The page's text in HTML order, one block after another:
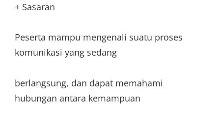
+ Sasaran
Peserta mampu mengenali suatu proses
komunikasi yang sedang
berlangsung, dan dapat memahami
hubungan antara kemampuan